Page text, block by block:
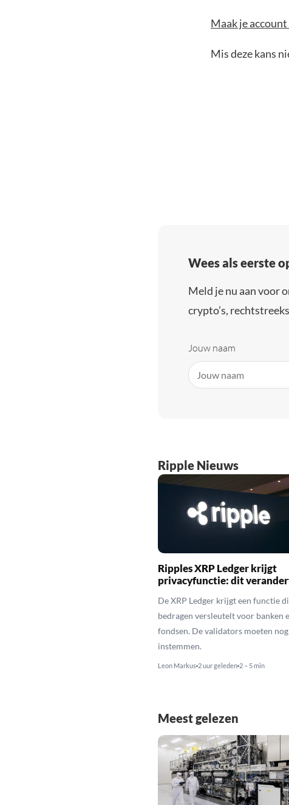
Maak je
Mis deze kans
Wees als eerste
Meld je nu aan voor
crypto’s,
Jouw naam
Ripple Nieuws
Ripples XRP Ledger krijgt
privacyfunctie: dit
De XRP Ledger krijgt een functie
bedragen versleutelt voor banken
fondsen. De validators moeten
instemmen.
Leon Markus 2 uur geleden 2 – 5 min
Meest gelezen